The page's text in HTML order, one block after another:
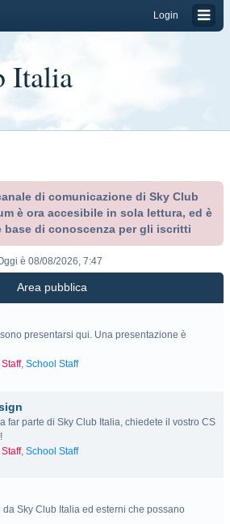
Login
Italia
di comunicazione di Sky Club
è ora accesibile in sola lettura, ed è
base di conoscenza per gli iscritti
è 08/08/2026, 7:47
Area pubblica
presentarsi qui. Una presentazione è
, School Staff
far parte di Sky Club Italia, chiedete il vostro CS
, School Staff
da Sky Club Italia ed esterni che possano